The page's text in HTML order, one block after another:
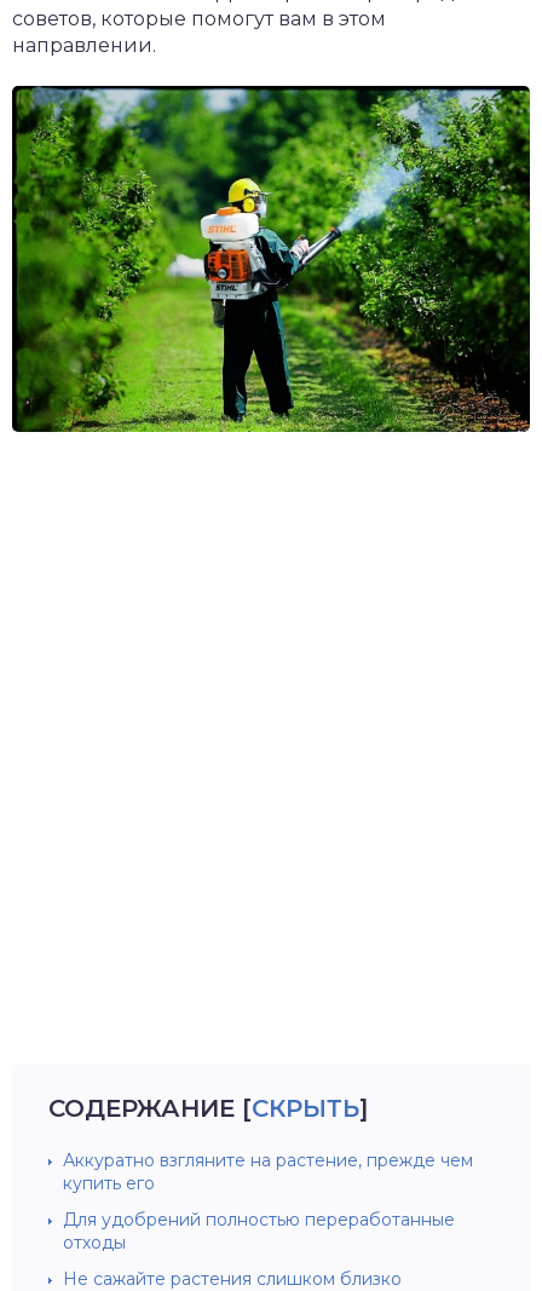
советов, которые помогут вам в этом
направлении.
СОДЕРЖАНИЕ [СКРЫТЬ]
Аккуратно взгляните на растение, прежде чем
купить его
Для удобрений полностью переработанные
отходы
Не сажайте растения слишком близко